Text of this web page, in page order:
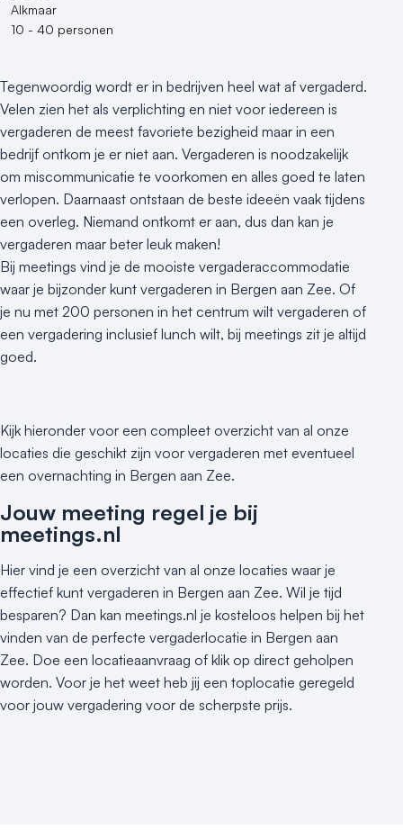
Alkmaar
10 - 40 personen
Tegenwoordig wordt er in bedrijven heel wat af vergaderd.
Velen zien het als verplichting en niet voor iedereen is
vergaderen de meest favoriete bezigheid maar in een
bedrijf ontkom je er niet aan. Vergaderen is noodzakelijk
om miscommunicatie te voorkomen en alles goed te laten
verlopen. Daarnaast ontstaan de beste ideeën vaak tijdens
een overleg. Niemand ontkomt er aan, dus dan kan je
vergaderen maar beter leuk maken!
Bij meetings vind je de mooiste vergaderaccommodatie
waar je bijzonder kunt vergaderen in Bergen aan Zee. Of
je nu met 200 personen in het centrum wilt vergaderen of
een vergadering inclusief lunch wilt, bij meetings zit je altijd
goed.
Kijk hieronder voor een compleet overzicht van al onze
locaties die geschikt zijn voor vergaderen met eventueel
een overnachting in Bergen aan Zee.
Jouw meeting regel je bij
meetings.nl
Hier vind je een overzicht van al onze locaties waar je
effectief kunt vergaderen in Bergen aan Zee. Wil je tijd
besparen? Dan kan meetings.nl je kosteloos helpen bij het
vinden van de perfecte vergaderlocatie in Bergen aan
Zee. Doe een locatieaanvraag of klik op direct geholpen
worden. Voor je het weet heb jij een toplocatie geregeld
voor jouw vergadering voor de scherpste prijs.